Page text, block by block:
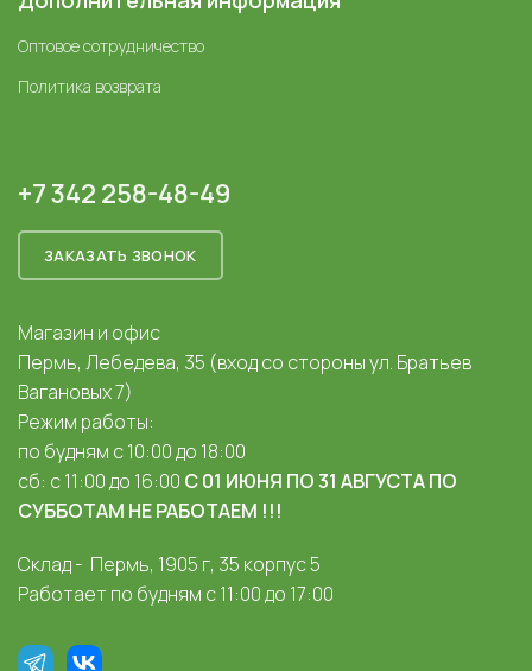
Оптовое сотрудничество
Политика возврата
+7 342 258-48-49
ЗАКАЗАТЬ ЗВОНОК
Магазин и офис
Пермь, Лебедева, 35 (вход со стороны ул. Братьев
Вагановых 7)
Режим работы:
по будням с 10:00 до 18:00
сб: с 11:00 до 16:00 С 01 ИЮНЯ ПО 31 АВГУСТА ПО
СУББОТАМ НЕ РАБОТАЕМ !!!
Склад - Пермь, 1905 г, 35 корпус 5
Работает по будням с 11:00 до 17:00